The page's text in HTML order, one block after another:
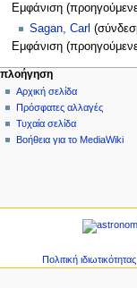
Εμφάνιση (
Sagan, Carl
Εμφάνιση (
Μ
ε
ν
ο
ο
η
ενέργειες σελίδας
αρχείο
συζήτηση
ανάγνωση
προβολή
προσωπικά εργαλεία
δημιουργία
λογαριασμού
σύνδεση
πλοήγηση
Αρχική σελίδα
Πρόσφατες αλλαγές
Τυχαία σελίδα
Βοήθεια για το MediaWiki
πλοήγηση
Πρόσφατες
αλλαγές
Πολιτική ιδιωτικότητας